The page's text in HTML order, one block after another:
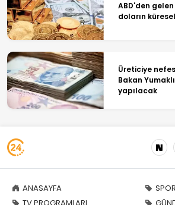
ABD'den
doların
Üreticiye
Bakan
yapılacak
ANASAYFA
TV PROGRAMLARI
SPOR